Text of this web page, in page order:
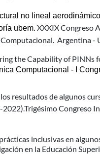
no lineal
ubem. XXXIX Congreso
Argentina -
the Capability of PINNs
Computacional - I
resultados de algunos
Congreso
inclusivas en
en la Educación